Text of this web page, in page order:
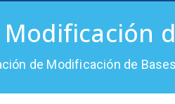
de Modificación de